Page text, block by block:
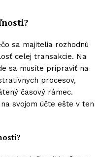
sa majitelia rozhodnú
celej transakcie. Na
sa musíte pripraviť na
procesov,
časový rámec.
svojom účte ešte v ten